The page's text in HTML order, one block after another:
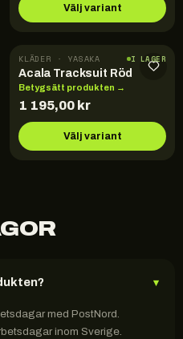
Välj variant
KLÄDER · YASAKA I LAGER
Acala Tracksuit Röd
Betygsätt produkten →
1 195,00 kr
Välj variant
▾
med PostNord.
inom Sverige.